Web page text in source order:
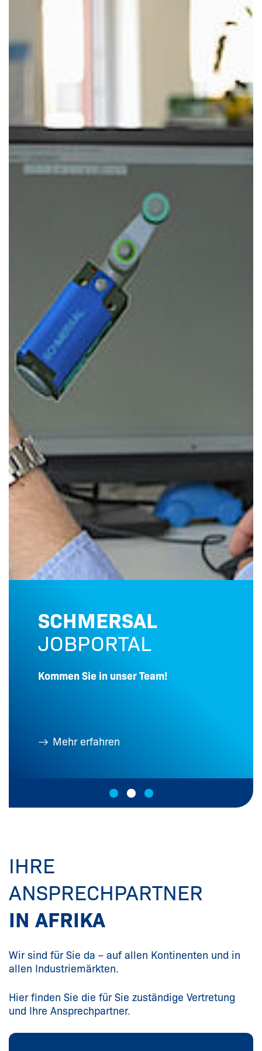
SCHMERSAL
JOBPORTAL
Kommen Sie in unser Team!
Mehr erfahren
IHRE
ANSPRECHPARTNER
IN AFRIKA
Wir sind für Sie da – auf allen Kontinenten und in
allen Industriemärkten.
Hier finden Sie die für Sie zuständige Vertretung
und Ihre Ansprechpartner.